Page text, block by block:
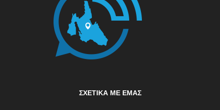
ΣΧΕΤΙΚΆ ΜΕ ΕΜΆΣ